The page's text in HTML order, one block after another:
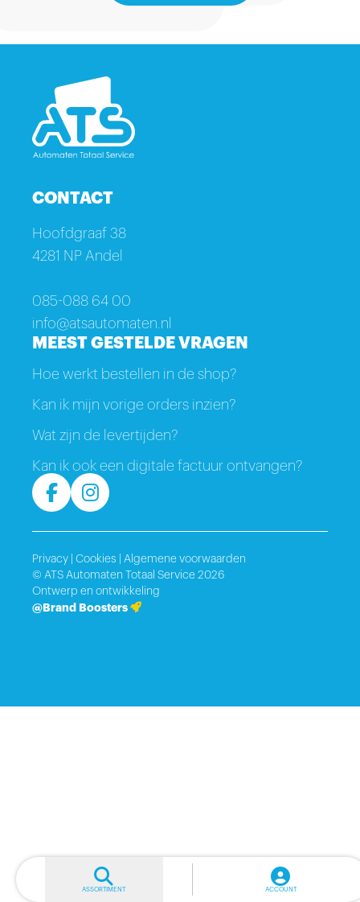
ASSORTIMENT ACCOUNT
CONTACT
Hoofdgraaf 38
4281 NP Andel
085-088 64 00
info@atsautomaten.nl
MEEST GESTELDE VRAGEN
Hoe werkt bestellen in de shop?
Kan ik mijn vorige orders inzien?
Wat zijn de levertijden?
Kan ik ook een digitale factuur ontvangen?
Ontwerp en ontwikkeling
@Brand Boosters
© ATS Automaten Totaal Service 2026
Privacy Cookies Algemene voorwaarden